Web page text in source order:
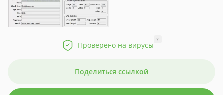
Проверено на вирусы
?
Поделиться ссылкой